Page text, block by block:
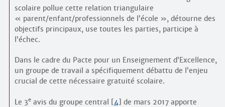
scolaire pollue cette relation triangulaire
« parent/enfant/professionnels de l’école », détourne des
objectifs principaux, use toutes les parties, participe à
l’échec.
Dans le cadre du Pacte pour un Enseignement d’Excellence,
un groupe de travail a spécifiquement débattu de l’enjeu
crucial de cette nécessaire gratuité scolaire.
Le 3eavis du groupe central [4] de mars 2017 apporte